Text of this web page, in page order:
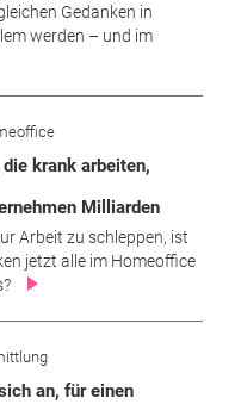
Gedanken in
werden – und im
krank arbeiten,
Milliarden
Arbeit zu schleppen, ist
jetzt alle im Homeoffice
an, für einen